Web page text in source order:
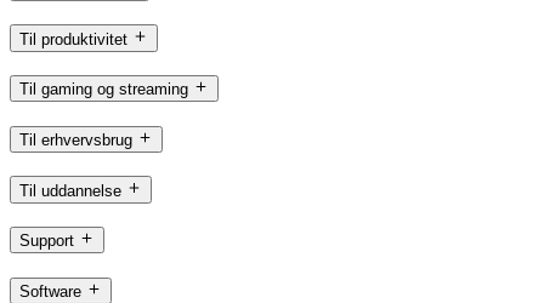
Til produktivitet
Til gaming og streaming
Til erhvervsbrug
Til uddannelse
Support
Software